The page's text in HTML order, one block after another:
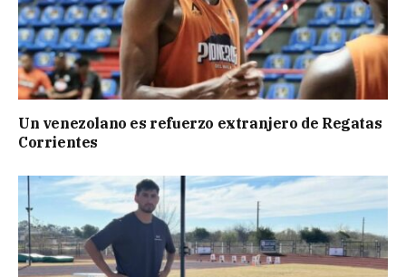
Un venezolano es refuerzo extranjero de Regatas
Corrientes